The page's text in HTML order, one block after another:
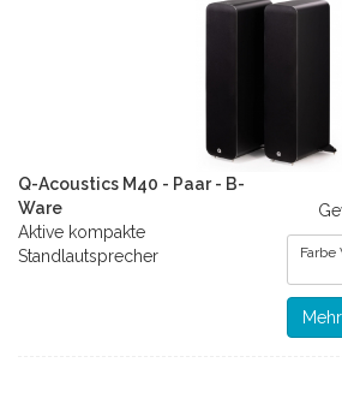
Q-Acoustics M40 - Paar - B-
Ware
Aktive kompakte
Standlautsprecher
Farbe